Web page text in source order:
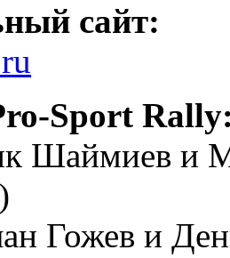
сайт:
Sport
Шаймиев и
Гожев и